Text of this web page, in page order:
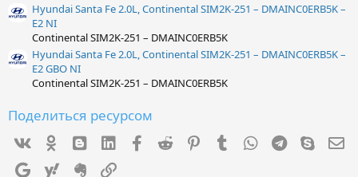
Hyundai Santa Fe 2.0L, Continental SIM2K-251 – DMAINC0ERB5K –
E2 NI
Continental SIM2K-251 – DMAINC0ERB5K
Hyundai Santa Fe 2.0L, Continental SIM2K-251 – DMAINC0ERB5K –
E2 GBO NI
Continental SIM2K-251 – DMAINC0ERB5K
Поделиться ресурсом
Ok mes_blogger
Linked InFacebook
Reddit PinterestTumblr WhatsAppTelegram
Skype
Google Yahoo Evernote